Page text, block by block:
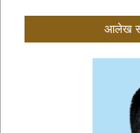
आलेख